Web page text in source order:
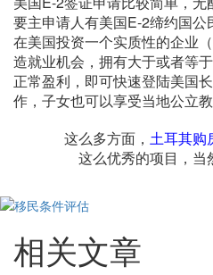
要主申请人有美国E-2缔约国公
在美国投资一个实质性的企业
造就业机会，拥有大于或者等
正常盈利，即可快速登陆美国
作，子女也可以享受当地公立教
这么多方面， 土耳其购
这么优秀的项目，当
相关文章